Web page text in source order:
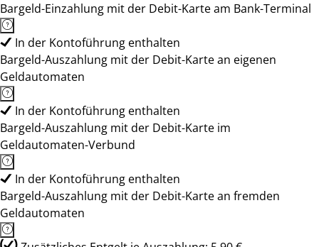
Bargeld-Einzahlung mit der Debit-Karte am Bank-Terminal
In der Kontoführung enthalten
Bargeld-Auszahlung mit der Debit-Karte an eigenen
Geldautomaten
In der Kontoführung enthalten
Bargeld-Auszahlung mit der Debit-Karte im
Geldautomaten-Verbund
In der Kontoführung enthalten
Bargeld-Auszahlung mit der Debit-Karte an fremden
Geldautomaten